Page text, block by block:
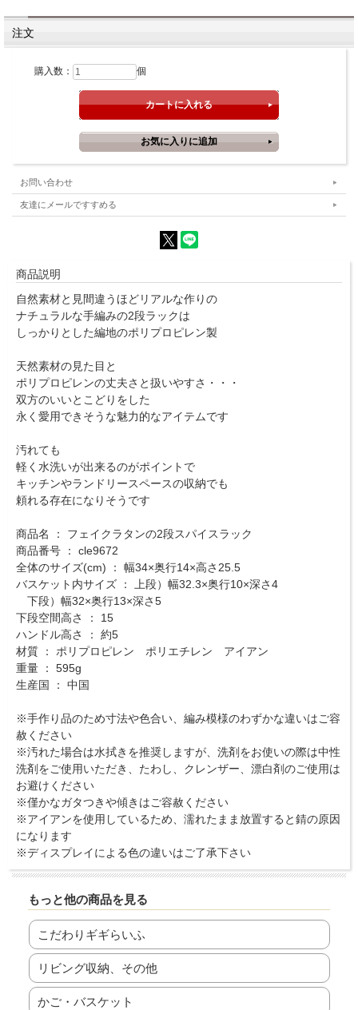
注文
購入数： 個
お問い合わせ
友達にメールですすめる
商品説明
自然素材と見間違うほどリアルな作りの
ナチュラルな手編みの2段ラックは
しっかりとした編地のポリプロピレン製
天然素材の見た目と
ポリプロピレンの丈夫さと扱いやすさ・・・
双方のいいとこどりをした
永く愛用できそうな魅力的なアイテムです
汚れても
軽く水洗いが出来るのがポイントで
キッチンやランドリースペースの収納でも
頼れる存在になりそうです
商品名 ： フェイクラタンの2段スパイスラック
商品番号 ： cle9672
全体のサイズ(cm) ： 幅34×奥行14×高さ25.5
バスケット内サイズ ： 上段）幅32.3×奥行10×深さ4
下段）幅32×奥行13×深さ5
下段空間高さ ： 15
ハンドル高さ ： 約5
材質 ： ポリプロピレン ポリエチレン アイアン
重量 ： 595g
生産国 ： 中国
※手作り品のため寸法や色合い、編み模様のわずかな違いはご容
赦ください
※汚れた場合は水拭きを推奨しますが、洗剤をお使いの際は中性
洗剤をご使用いただき、たわし、クレンザー、漂白剤のご使用は
お避けください
※僅かなガタつきや傾きはご容赦ください
※アイアンを使用しているため、濡れたまま放置すると錆の原因
になります
※ディスプレイによる色の違いはご了承下さい
もっと他の商品を見る
こだわりギギらいふ
リビング収納、その他
かご・バスケット